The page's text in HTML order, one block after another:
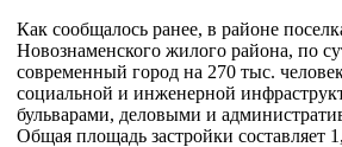
Как сообщалось ранее, в районе
Новознаменского жилого района, по
современный город на 270 тыс.
социальной и инженерной
бульварами, деловыми и
Общая площадь застройки составляет